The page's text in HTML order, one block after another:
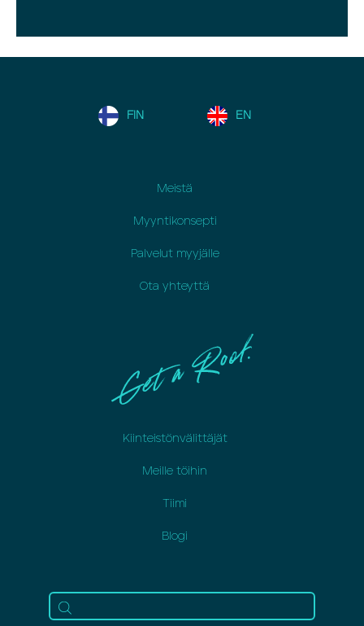
FIN EN
Meistä
Myyntikonsepti
Palvelut myyjälle
Ota yhteyttä
Kiinteistönvälittäjät
Meille töihin
Tiimi
Blogi